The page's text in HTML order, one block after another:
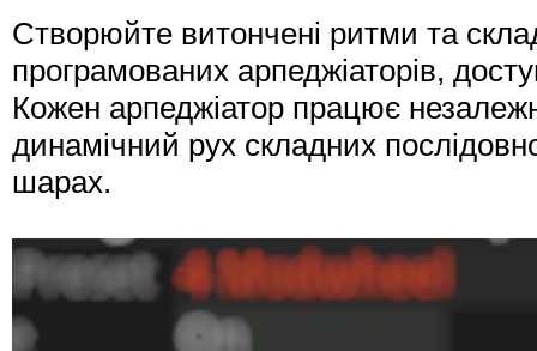
Створюйте витончені ритми та
програмованих арпеджіаторів,
Кожен арпеджіатор працює
динамічний рух складних
шарах.